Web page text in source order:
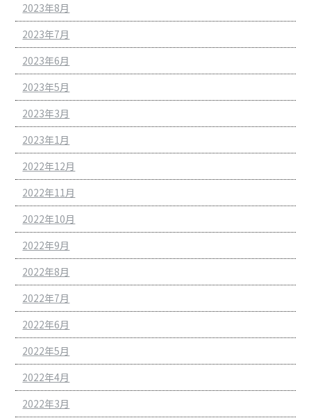
2023年8月
2023年7月
2023年6月
2023年5月
2023年3月
2023年1月
2022年12月
2022年11月
2022年10月
2022年9月
2022年8月
2022年7月
2022年6月
2022年5月
2022年4月
2022年3月